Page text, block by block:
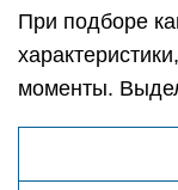
При подборе
моменты.